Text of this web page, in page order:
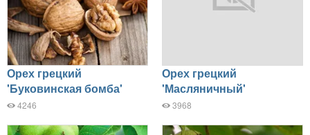
Орех грецкий
'Буковинская бомба'
4246
Орех грецкий
'Масляничный'
3968